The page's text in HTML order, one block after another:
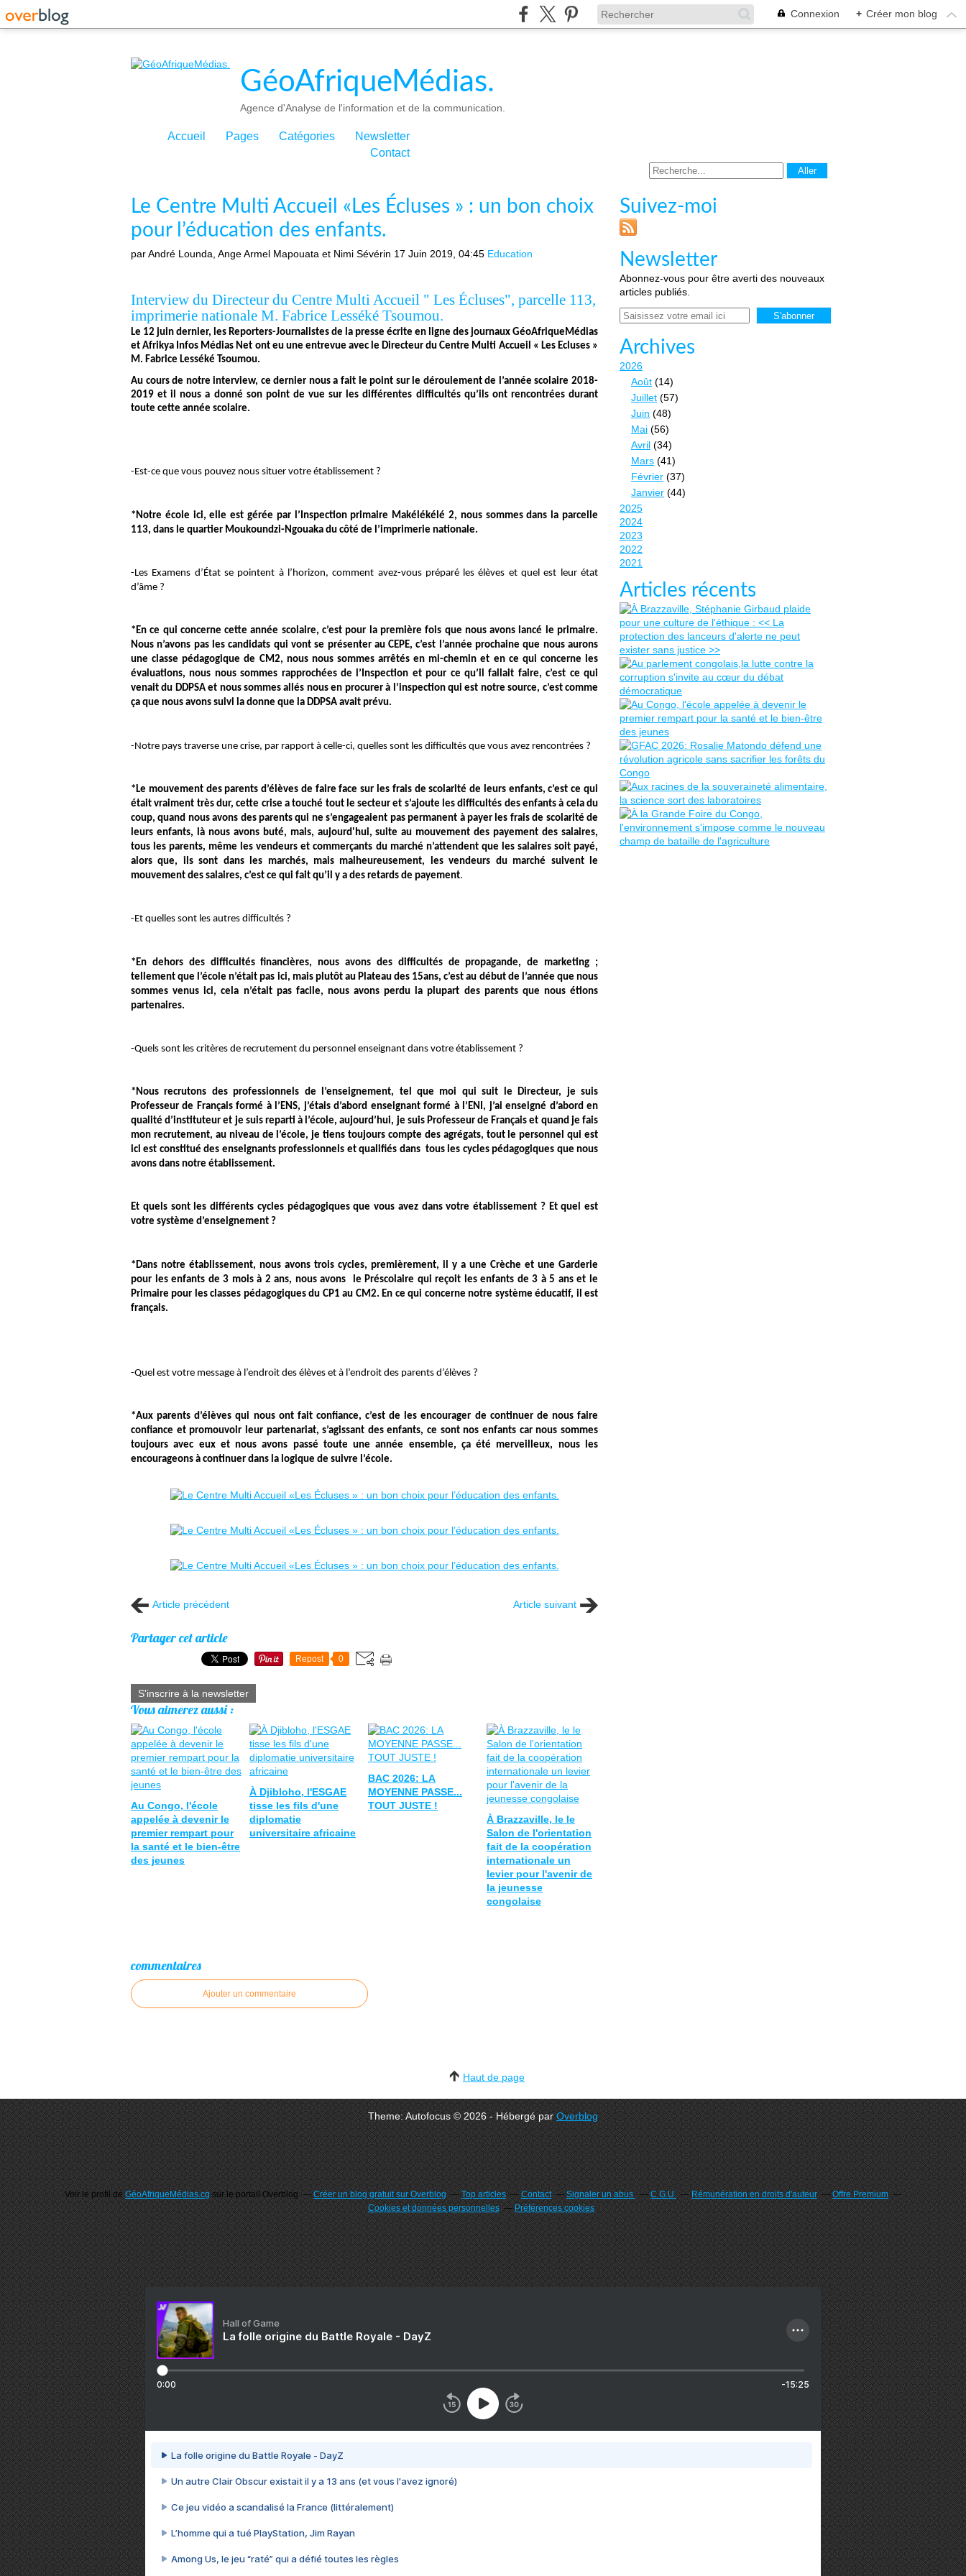
Connexion + Créer mon blog
GéoAfriqueMédias.
Agence d'Analyse de l'information et de la communication.
Accueil Pages Catégories
Newsletter
Contact
Le Centre Multi Accueil «Les Écluses » : un bon choix
pour l’éducation des enfants.
par André Lounda, Ange Armel Mapouata et Nimi Sévérin 17 Juin 2019, 04:45 Education
Interview du Directeur du Centre Multi Accueil " Les Écluses", parcelle 113,
imprimerie nationale M. Fabrice Lesséké Tsoumou.
Le 12 juin dernier, les Reporters-Journalistes de la presse écrite en ligne des journaux GéoAfriqueMédias
et Afrikya Infos Médias Net ont eu une entrevue avec le Directeur du Centre Multi Accueil « Les Ecluses »
M. Fabrice Lesséké Tsoumou.
Au cours de notre interview, ce dernier nous a fait le point sur le déroulement de l’année scolaire 2018-
2019 et il nous a donné son point de vue sur les différentes difficultés qu’ils ont rencontrées durant
toute cette année scolaire.
-Est-ce que vous pouvez nous situer votre établissement ?
*Notre école ici, elle est gérée par l’Inspection primaire Makélékélé 2, nous sommes dans la parcelle
113, dans le quartier Moukoundzi-Ngouaka du côté de l’imprimerie nationale.
-Les Examens d’État se pointent à l’horizon, comment avez-vous préparé les élèves et quel est leur état
d’âme ?
*En ce qui concerne cette année scolaire, c’est pour la première fois que nous avons lancé le primaire.
Nous n’avons pas les candidats qui vont se présenter au CEPE, c’est l’année prochaine que nous aurons
une classe pédagogique de CM2, nous nous sommes arrêtés en mi-chemin et en ce qui concerne les
évaluations, nous nous sommes rapprochées de l’Inspection et pour ce qu’il fallait faire, c’est ce qui
venait du DDPSA et nous sommes allés nous en procurer à l’inspection qui est notre source, c’est comme
ça que nous avons suivi la donne que la DDPSA avait prévu.
-Notre pays traverse une crise, par rapport à celle-ci, quelles sont les difficultés que vous avez rencontrées ?
*Le mouvement des parents d’élèves de faire face sur les frais de scolarité de leurs enfants, c’est ce qui
était vraiment très dur, cette crise a touché tout le secteur et s’ajoute les difficultés des enfants à cela du
coup, quand nous avons des parents qui ne s’engageaient pas permanent à payer les frais de scolarité de
leurs enfants, là nous avons buté, mais, aujourd'hui, suite au mouvement des payement des salaires,
tous les parents, même les vendeurs et commerçants du marché n’attendent que les salaires soit payé,
alorsque, ils sont dans les marchés, mais malheureusement, les vendeurs du marché suivent le
mouvement des salaires, c’est ce qui fait qu’il y a des retards de payement.
-Et quelles sont les autres difficultés ?
*En dehors des difficultés financières, nous avons des difficultés de propagande, de marketing ;
tellement que l’école n’était pas ici, mais plutôt au Plateau des 15ans, c’est au début de l’année que nous
sommes venus ici, cela n’était pas facile, nous avons perdu la plupart des parents que nous étions
partenaires.
-Quels sont les critères de recrutement du personnel enseignant dans votre établissement ?
*Nous recrutons des professionnels de l’enseignement, tel que moi qui suit le Directeur, je suis
Professeur de Français formé à l’ENS, j’étais d’abord enseignant formé à l’ENI, j’ai enseigné d’abord en
qualité d’instituteur et je suis reparti à l’école, aujourd’hui, je suis Professeur de Français et quand je fais
mon recrutement, au niveau de l’école, je tiens toujours compte des agrégats, tout le personnel qui est
ici est constitué des enseignants professionnels et qualifiés dans tous les cycles pédagogiques que nous
avons dans notre établissement.
Et quels sont les différents cycles pédagogiques que vous avez dans votre établissement ? Et quel est
votre système d’enseignement ?
*Dans notre établissement, nous avons trois cycles, premièrement, il y a une Crèche et une Garderie
pour les enfants de 3 mois à 2 ans, nous avons le Préscolaire qui reçoit les enfants de 3 à 5 ans et le
Primaire pour les classes pédagogiques du CP1 au CM2. En ce qui concerne notre système éducatif, il est
français.
-Quel est votre message à l’endroit des élèves et à l’endroit des parents d’élèves ?
*Aux parents d’élèves qui nous ont fait confiance, c’est de les encourager de continuer de nous faire
confiance et promouvoir leur partenariat, s’agissant des enfants, ce sont nos enfants car nous sommes
toujours avec eux et nous avons passé toute une année ensemble, ça été merveilleux, nous les
encourageons à continuer dans la logique de suivre l’école.
Article précédent Article suivant
Partager cet article
Repost 0
S'inscrire à la newsletter
Vous aimerez aussi :
Au Congo, l'école
appelée à devenir le
premier rempart pour
la santé et le bien-être
des jeunes
À Djibloho, l'ESGAE
tisse les fils d'une
diplomatie
universitaire africaine
BAC 2026: LA
MOYENNE PASSE...
TOUT JUSTE !
À Brazzaville, le le
Salon de l'orientation
fait de la coopération
internationale un
levier pour l'avenir de
la jeunesse
congolaise
commentaires
Ajouter un commentaire
Suivez-moi
Newsletter
Abonnez-vous pour être averti des nouveaux
articles publiés.
Email
Archives
2026
Août (14)
Juillet (57)
Juin (48)
Mai (56)
Avril (34)
Mars (41)
Février (37)
Janvier (44)
2025
2024
2023
2022
2021
Articles récents
Haut de page
Theme: Autofocus © 2026 - Hébergé parOverblog
Voir le profil deGéoAfriqueMédias.cgsur le portail Overblog Créer un blog gratuit sur Overblog Top articles Contact Signaler un abus C.G.U. Rémunération en droits d'auteur
Offre Premium
Cookies et données personnelles
Préférences cookies
Hall of Game
La folle origine du Battle Royale - DayZ
0:00 -15:25
La folle origine du Battle Royale - DayZ
Un autre Clair Obscur existait il y a 13 ans (et vous l'avez ignoré)
Ce jeu vidéo a scandalisé la France (littéralement)
L’homme qui a tué PlayStation, Jim Rayan
Among Us, le jeu “raté” qui a défié toutes les règles